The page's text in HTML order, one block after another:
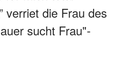
verriet die Frau des
sucht Frau"-